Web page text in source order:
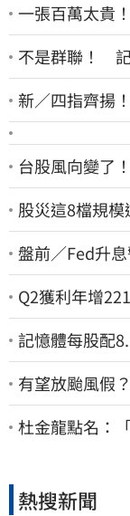
一張百萬太貴
不是群聯！
新／四指齊揚
台股風向變了
股災這8檔規
盤前／Fed升
Q2獲利年增
記憶體每股配
有望放颱風假
停課標準
杜金龍點名：
熱搜新聞